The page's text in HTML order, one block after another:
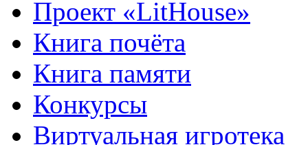
Проект «LitHouse»
Книга почёта
Книга памяти
Конкурсы
Виртуальная игротека